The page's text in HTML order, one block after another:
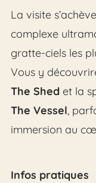
La visite
complexe
gratte-ciels les
Vous y
The Shedet la
The Vessel,
immersion au
Infos pratiques